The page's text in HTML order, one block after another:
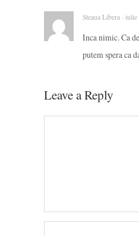
Steaua Libera ·
Inca nimic. Ca
putem spera ca
Leave a Reply